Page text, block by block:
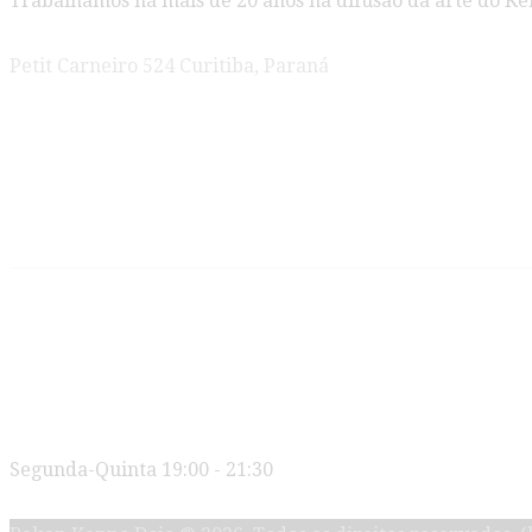
Petit Carneiro 524 Curitiba, Paraná
Segunda-Quinta 19:00 - 21:30